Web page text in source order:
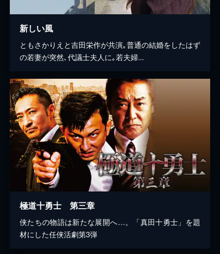
新しい風
ともさかりえと吉田栄作が共演｡普通の結婚をしたはず
の若妻が突然､代議士夫人に｡若夫婦...
極道十勇士 第三章
侠たちの物語は新たな展開へ…。「真田十勇士」を題
材にした任侠活劇第3弾